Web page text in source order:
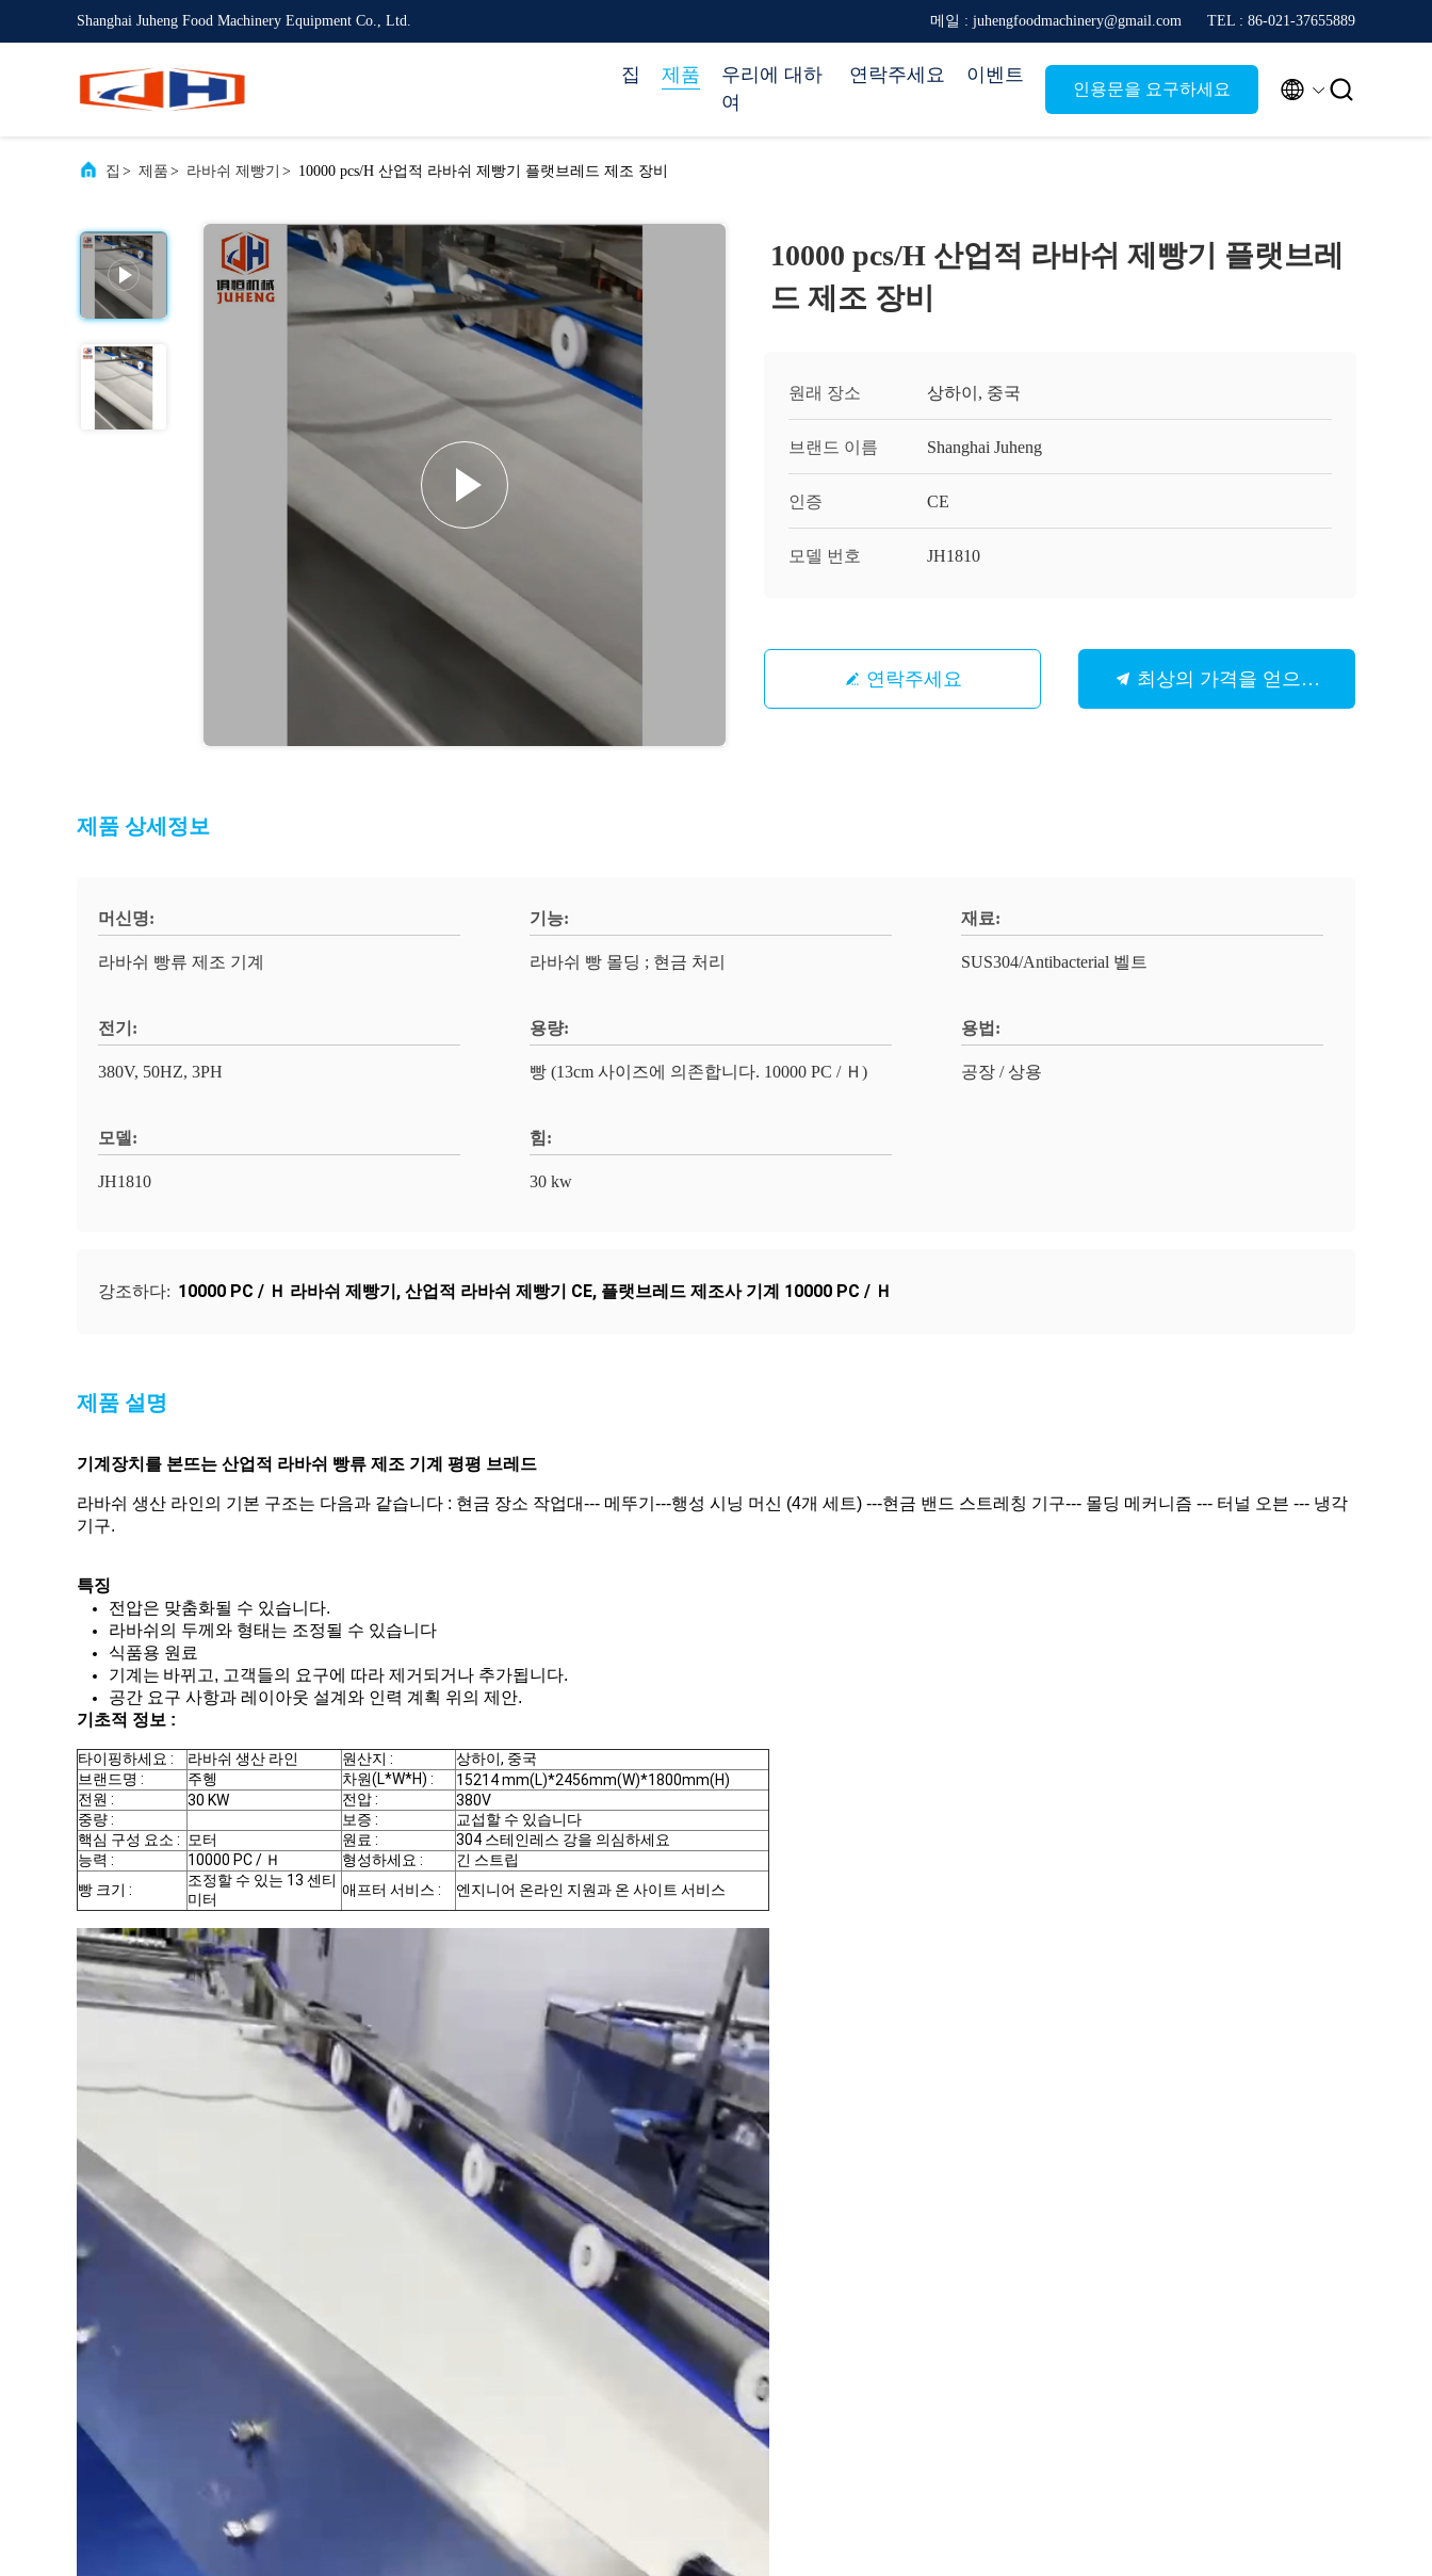
Shanghai Juheng Food Machinery Equipment Co., Ltd. 메일 : juhengfoodmachinery@gmail.com TEL : 86-021-37655889
집 제품
우리에 대하
여
연락주세요 이벤트
인용문을 요구하세요  
집 > 제품 > 라바쉬 제빵기 > 10000 pcs/H 산업적 라바쉬 제빵기 플랫브레드 제조 장비
10000 pcs/H 산업적 라바쉬 제빵기 플랫브레
드 제조 장비
원래 장소 상하이, 중국
브랜드 이름 Shanghai Juheng
인증 CE
모델 번호 JH1810
연락주세요 최상의 가격을 얻으세요
제품 상세정보
머신명:
라바쉬 빵류 제조 기계
기능:
라바쉬 빵 몰딩 ; 현금 처리
재료:
SUS304/Antibacterial 벨트
전기:
380V, 50HZ, 3PH
용량:
빵 (13cm 사이즈에 의존합니다. 10000 PC / Ｈ)
용법:
공장 / 상용
모델:
JH1810
힘:
30 kw
강조하다: 10000 PC / Ｈ 라바쉬 제빵기, 산업적 라바쉬 제빵기 CE, 플랫브레드 제조사 기계 10000 PC / Ｈ
제품 설명
기계장치를 본뜨는 산업적 라바쉬 빵류 제조 기계 평평 브레드
라바쉬 생산 라인의 기본 구조는 다음과 같습니다 : 현금 장소 작업대--- 메뚜기---행성 시닝 머신 (4개 세트) ---현금 밴드 스트레칭 기구--- 몰딩 메커니즘 --- 터널 오븐 --- 냉각
기구.
특징
전압은 맞춤화될 수 있습니다.
라바쉬의 두께와 형태는 조정될 수 있습니다
식품용 원료
기계는 바뀌고, 고객들의 요구에 따라 제거되거나 추가됩니다.
공간 요구 사항과 레이아웃 설계와 인력 계획 위의 제안.
기초적 정보 :
타이핑하세요 : 라바쉬 생산 라인 원산지 :
상하이, 중국
브랜드명 :
주헹 차원(L*W*H) :
15214 mm(L)*2456mm(W)*1800mm(H)
전원 :
30 KW 전압 :
380V
중량 :
보증 :
교섭할 수 있습니다
핵심 구성 요소 :
모터 원료 :
304 스테인레스 강을 의심하세요
능력 :
10000 PC / Ｈ 형성하세요 :
긴 스트립
빵 크기 :
조정할 수 있는 13 센티
미터
애프터 서비스 : 엔지니어 온라인 지원과 온 사이트 서비스